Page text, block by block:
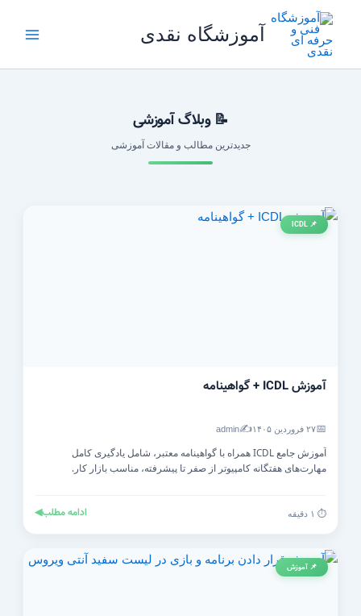
آموزشگاه نقدی
📝 وبلاگ آموزشی
جدیدترین مطالب و مقالات آموزشی
📌 ICDL
آموزش ICDL + گواهینامه
📅۲۷ فروردین ۱۴۰۵ ✍️
admin
آموزش جامع ICDL همراه با گواهینامه معتبر، شامل یادگیری کامل
مهارت‌های هفتگانه کامپیوتر از صفر تا پیشرفته، مناسب بازار کار.
⏱️ ۱ دقیقه ادامه مطلب◀
📌 آموزش